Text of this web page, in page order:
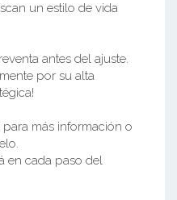
un estilo de vida
antes del ajuste.
por su alta
más información o
en cada paso del